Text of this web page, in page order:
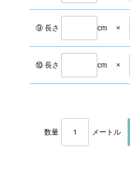
⑨ 長さ cm ×
⑩ 長さ cm ×
数量 メートル